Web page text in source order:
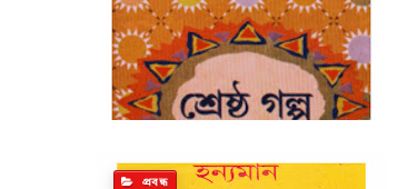
প্রবন্ধ